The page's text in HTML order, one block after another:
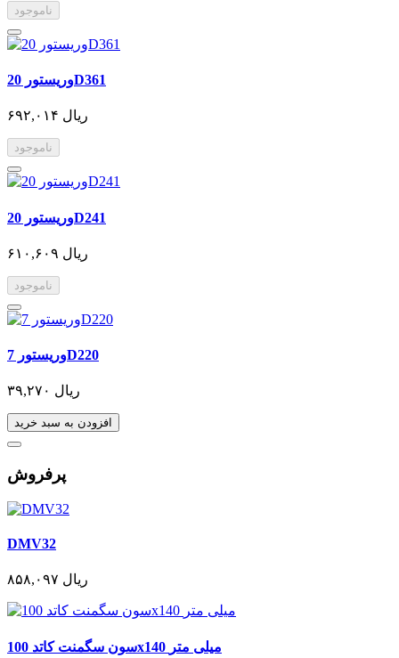
ناموجود
وریستور 20D361
۶۹۲,۰۱۴ ریال
ناموجود
وریستور 20D241
۶۱۰,۶۰۹ ریال
ناموجود
وریستور 7D220
۳۹,۲۷۰ ریال
افزودن به سبد خرید
پرفروش
DMV32
۸۵۸,۰۹۷ ریال
سون سگمنت کاتد 100x140 میلی متر